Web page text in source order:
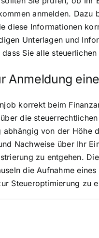
anmelden.
diese Informationen
Unterlagen und
Sie alle
Anmeldung
korrekt beim
die
abhängig von der Höhe
Nachweise über Ihr
zu entgehen.
die Aufnahme
Steueroptimierung zu